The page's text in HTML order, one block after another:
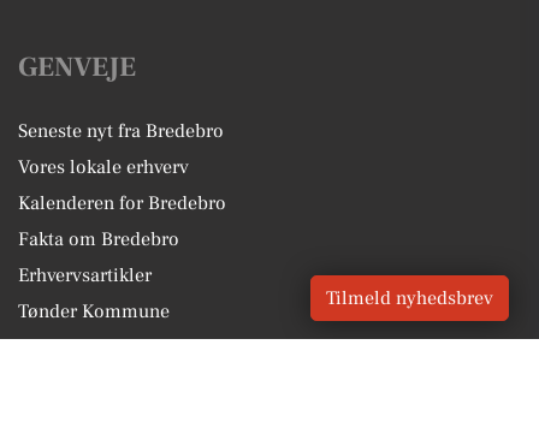
GENVEJE
Seneste nyt fra Bredebro
Vores lokale erhverv
Kalenderen for Bredebro
Fakta om Bredebro
Erhvervsartikler
Tønder Kommune
Tilmeld nyhedsbrev